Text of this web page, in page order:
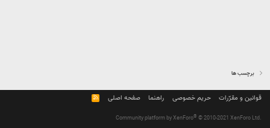
برچسب ها
قوانین و مقرّرات حریم خصوصی راهنما صفحه اصلی
R
S
Community platform by XenForo® © 2010-2021 XenForo Ltd.